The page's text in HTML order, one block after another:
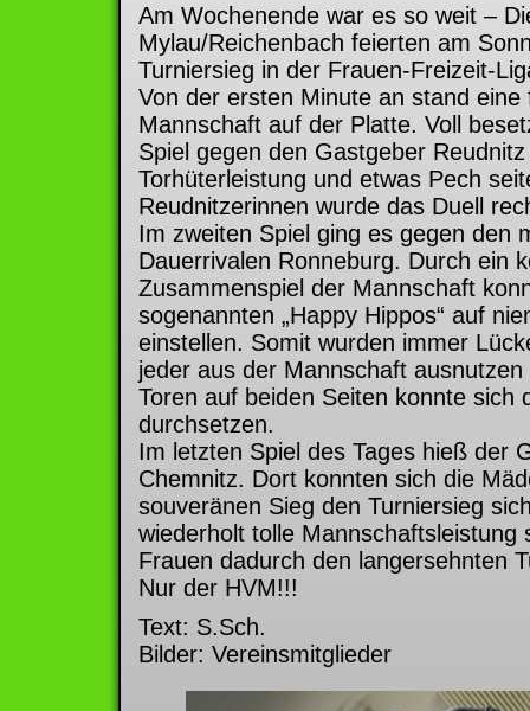
Am Wochenende war es so weit –
Mylau/Reichenbach feierten am
Turniersieg in der Frauen-Freizeit-
Von der ersten Minute an stand eine
Mannschaft auf der Platte. Voll
Spiel gegen den Gastgeber
Torhüterleistung und etwas Pech
Reudnitzerinnen wurde das Duell
Im zweiten Spiel ging es gegen den
Dauerrivalen Ronneburg. Durch ein
Zusammenspiel der Mannschaft
sogenannten „Happy Hippos“ auf
einstellen. Somit wurden immer
jeder aus der Mannschaft
Toren auf beiden Seiten konnte sich
durchsetzen.
Im letzten Spiel des Tages hieß der
Chemnitz. Dort konnten sich die
souveränen Sieg den Turniersieg
wiederholt tolle Mannschaftsleistung
Frauen dadurch den langersehnten
Nur der HVM!!!
Text: S.Sch.
Bilder: Vereinsmitglieder